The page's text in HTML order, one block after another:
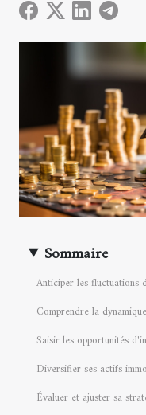
Sommaire
Anticiper les fluctuations
Comprendre la
Saisir les opportunités
Diversifier ses actifs
Évaluer et ajuster sa